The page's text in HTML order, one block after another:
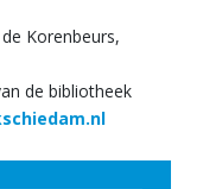
Korenbeurs,
de bibliotheek